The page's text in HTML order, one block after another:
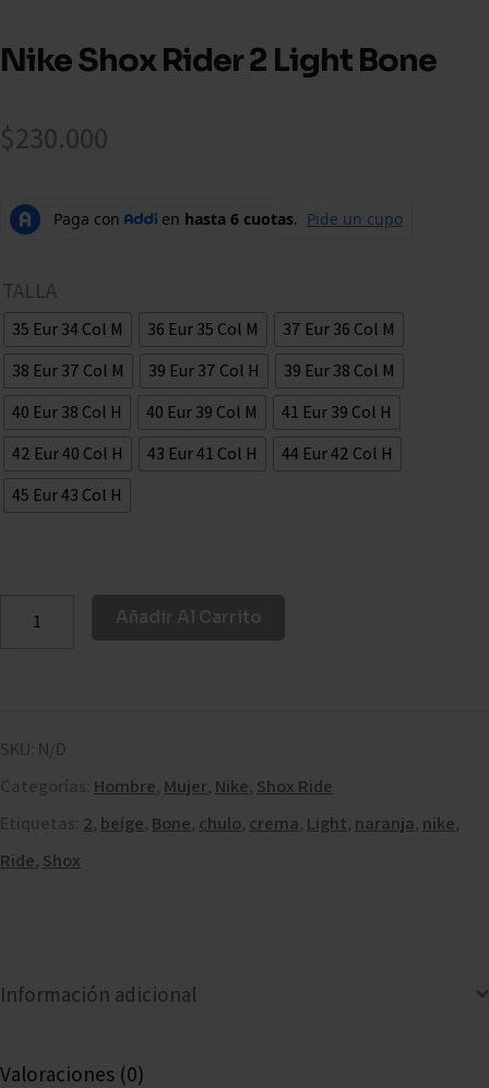
Nike Shox Rider 2 Light Bone
$230.000
TALLA
35 Eur 34 Col M 36 Eur 35 Col M
37 Eur 36 Col M
38 Eur 37 Col M
39 Eur 37 Col H
39 Eur 38 Col M
40 Eur 38 Col H
40 Eur 39 Col M
41 Eur 39 Col H
42 Eur 40 Col H
43 Eur 41 Col H
44 Eur 42 Col H
45 Eur 43 Col H
Añadir Al Carrito
SKU: N/D
Categorías: Hombre, Mujer, Nike, Shox Ride
Etiquetas: 2, beige, Bone, chulo, crema, Light, naranja, nike,
Ride, Shox
Información adicional
Valoraciones (0)